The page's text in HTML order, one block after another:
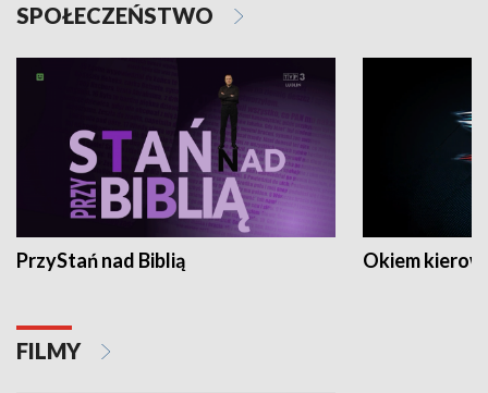
SPOŁECZEŃSTWO
PrzyStań nad Biblią Okiem
FILMY